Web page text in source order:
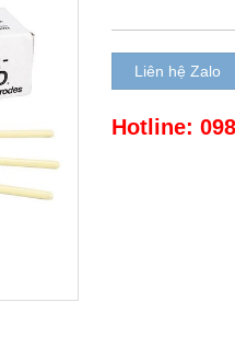
Liên hệ Zalo
Hotline: